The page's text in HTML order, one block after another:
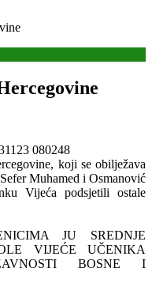
koji se obilježava
Muhamed i Osmanović
Vijeća podsjetili ostale
JU SREDNJE
VIJEĆE UČENIKA
BOSNE I